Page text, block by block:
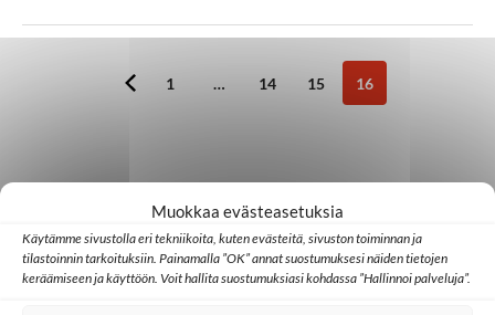
Muokkaa evästeasetuksia
Käytämme sivustolla eri tekniikoita, kuten evästeitä, sivuston toiminnan ja
tilastoinnin tarkoituksiin. Painamalla ”OK” annat suostumuksesi näiden tietojen
keräämiseen ja käyttöön. Voit hallita suostumuksiasi kohdassa ”Hallinnoi palveluja”.
1 … 14 15 16